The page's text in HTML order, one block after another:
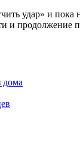
удар» и
продолжение
дома